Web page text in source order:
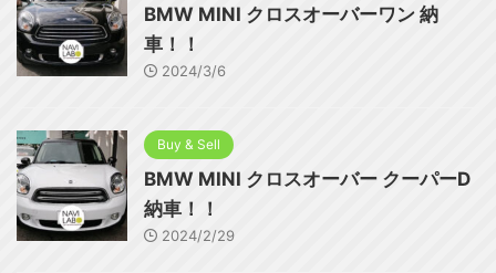
BMW MINI クロスオーバーワン 納
車！！
2024/3/6
Buy & Sell
BMW MINI クロスオーバー クーパーD
納車！！
2024/2/29